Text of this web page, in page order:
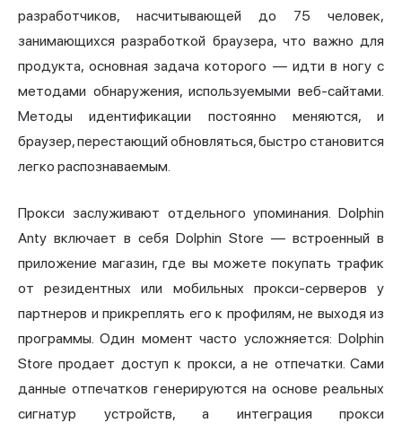
разработчиков, насчитывающей до 75 человек,
занимающихся разработкой браузера, что важно для
продукта, основная задача которого — идти в ногу с
методами обнаружения, используемыми веб-сайтами.
Методы идентификации постоянно меняются, и
браузер, перестающий обновляться, быстро становится
легко распознаваемым.
Прокси заслуживают отдельного упоминания. Dolphin
Anty включает в себя Dolphin Store — встроенный в
приложение магазин, где вы можете покупать трафик
от резидентных или мобильных прокси-серверов у
партнеров и прикреплять его к профилям, не выходя из
программы. Один момент часто усложняется: Dolphin
Store продает доступ к прокси, а не отпечатки. Сами
данные отпечатков генерируются на основе реальных
сигнатур устройств, а интеграция прокси